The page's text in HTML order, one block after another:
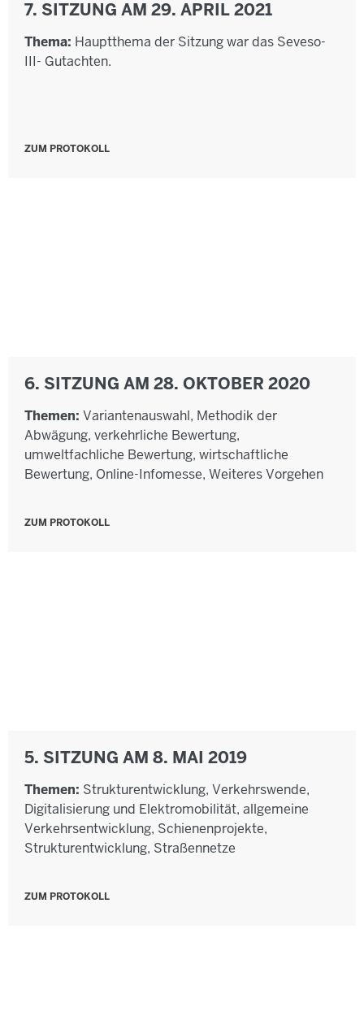
7. SITZUNG AM 29. APRIL 2021
Thema: Hauptthema der Sitzung war das Seveso-
III- Gutachten.
ZUM PROTOKOLL
6. SITZUNG AM 28. OKTOBER 2020
Themen: Variantenauswahl, Methodik der
Abwägung, verkehrliche Bewertung,
umweltfachliche Bewertung, wirtschaftliche
Bewertung, Online-Infomesse, Weiteres Vorgehen
ZUM PROTOKOLL
5. SITZUNG AM 8. MAI 2019
Themen: Strukturentwicklung, Verkehrswende,
Digitalisierung und Elektromobilität, allgemeine
Verkehrsentwicklung, Schienenprojekte,
Strukturentwicklung, Straßennetze
ZUM PROTOKOLL